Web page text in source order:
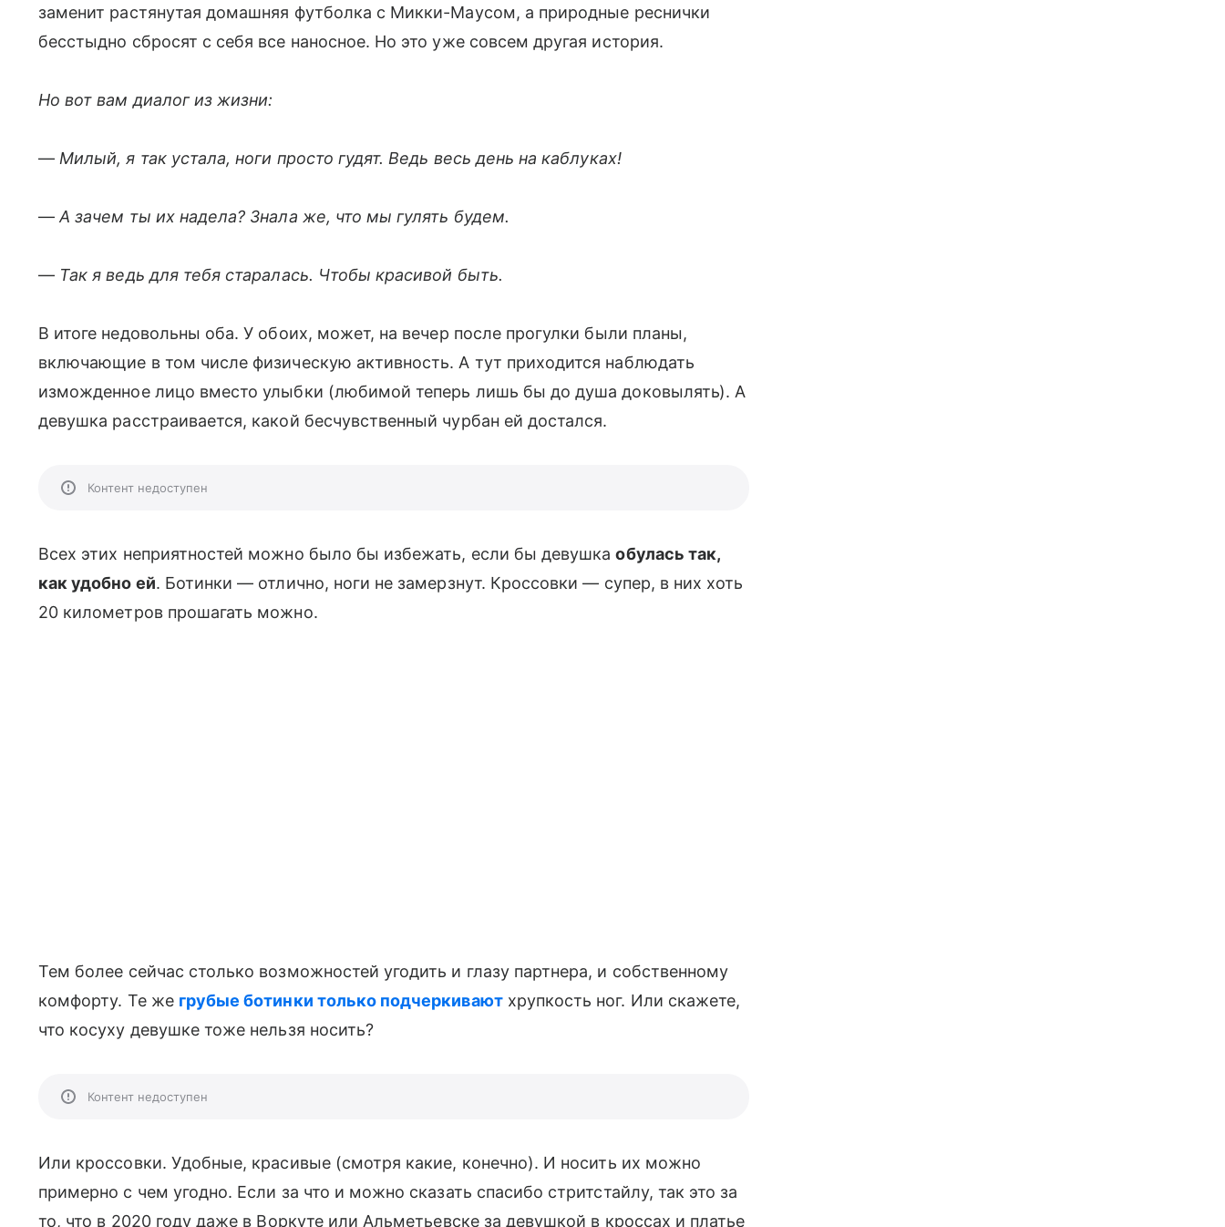
заменит растянутая домашняя футболка с Микки-Маусом, а природные реснички
бесстыдно сбросят с себя все наносное. Но это уже совсем другая история.
Но вот вам диалог из жизни:
— Милый, я так устала, ноги просто гудят. Ведь весь день на каблуках!
— А зачем ты их надела? Знала же, что мы гулять будем.
— Так я ведь для тебя старалась. Чтобы красивой быть.
В итоге недовольны оба. У обоих, может, на вечер после прогулки были планы,
включающие в том числе физическую активность. А тут приходится наблюдать
изможденное лицо вместо улыбки (любимой теперь лишь бы до душа доковылять). А
девушка расстраивается, какой бесчувственный чурбан ей достался.
Контент недоступен
Всех этих неприятностей можно было бы избежать, если бы девушкаобулась так,
как удобно ей. Ботинки — отлично, ноги не замерзнут. Кроссовки — супер, в них хоть
20 километров прошагать можно.
Тем более сейчас столько возможностей угодить и глазу партнера, и собственному
комфорту. Те же грубые ботинки только подчеркиваютхрупкость ног. Или скажете,
что косуху девушке тоже нельзя носить?
Контент недоступен
Или кроссовки. Удобные, красивые (смотря какие, конечно). И носить их можно
примерно с чем угодно. Если за что и можно сказать спасибо стритстайлу, так это за
то, что в 2020 году даже в Воркуте или Альметьевске за девушкой в кроссах и платье